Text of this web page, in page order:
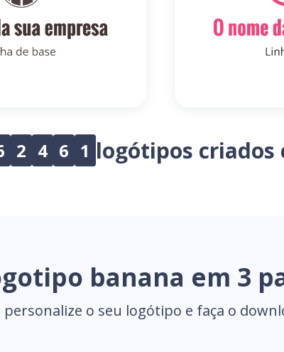
2 4 6 1 logótipos criados
banana em 3
o seu logótipo e faça o